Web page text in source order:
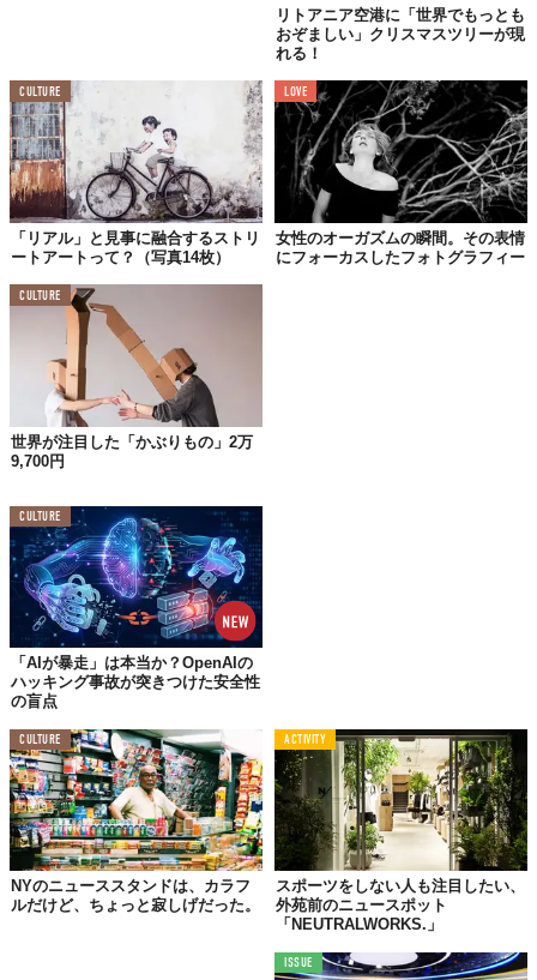
そのトロリーバスはアーティストのLiudas Parulskisが手がけたも
の。現段階では上の通りなんの変哲もないデザインだが、ここか
ら様子が変貌していく。出来上がるのは、
トロリーバスだ。
リトアニア空港に「世界でもっとも
おぞましい」クリスマスツリーが現
れる！
CULTURE
「リアル」と見事に融合するストリ
ートアートって？（写真14枚）
LOVE
女性のオーガズムの瞬間。その表情
にフォーカスしたフォトグラフィー
CULTURE
世界が注目した「かぶりもの」2万
9,700円
CULTURE
「AIが暴走」は本当か？OpenAIの
ハッキング事故が突きつけた安全性
の盲点
CULTURE
NYのニューススタンドは、カラフ
ルだけど、ちょっと寂しげだった。
ACTIVITY
スポーツをしない人も注目したい、
外苑前のニュースポット
「NEUTRALWORKS.」
ISSUE